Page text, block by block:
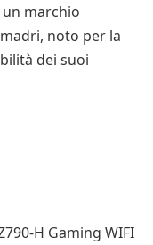
marchio
noto per la
dei suoi
H Gaming WIFI